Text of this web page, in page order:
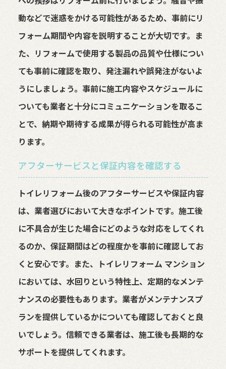
動などで迷惑をかける可能性があるため、事前にリ
フォーム期間や内容を説明することが大切です。ま
た、リフォームで使用する製品の品質や仕様につい
ても事前に確認を取り、発注漏れや誤発注がないよ
うにしましょう。事前に施工内容やスケジュールに
ついても業者と十分にコミュニケーションを取るこ
とで、納期や期待する成果が得られる可能性が高ま
ります。
アフターサービスと保証内容を確認する
トイレリフォーム後のアフターサービスや保証内容
は、業者選びにおいて大きなポイントです。施工後
に不具合が生じた場合にどのような対応をしてくれ
るのか、保証期間はどの程度かを事前に確認してお
くと安心です。また、トイレリフォーム マンション
においては、水回りという特性上、定期的なメンテ
ナンスの必要性もあります。業者がメンテナンスプ
ランを提供しているかについても確認しておくと良
いでしょう。信頼できる業者は、施工後も長期的な
サポートを提供してくれます。